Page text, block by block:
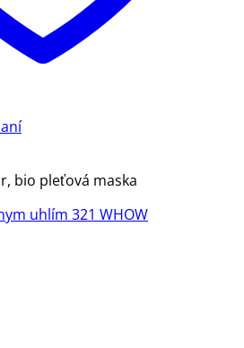
bio pleťová maska
uhlím 321 WHOW